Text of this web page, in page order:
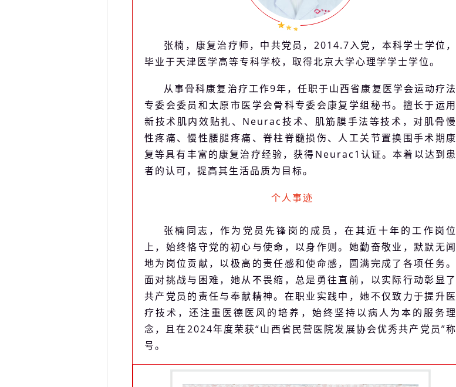
张楠，康复治疗师，中共党员，2014.7入党，本科学士学位，
毕业于天津医学高等专科学校，取得北京大学心理学学士学位。
从事骨科康复治疗工作9年，任职于山西省康复医学会运动疗法
专委会委员和太原市医学会骨科专委会康复学组秘书。擅长于运用
新技术肌内效贴扎、Neurac技术、肌筋膜手法等技术，对肌骨慢
性疼痛、慢性腰腿疼痛、脊柱脊髓损伤、人工关节置换围手术期康
复等具有丰富的康复治疗经验，获得Neurac1认证。本着以达到患
者的认可，提高其生活品质为目标。
个人事迹
张楠同志，作为党员先锋岗的成员，在其近十年的工作岗位
上，始终恪守党的初心与使命，以身作则。她勤奋敬业，默默无闻
地为岗位贡献，以极高的责任感和使命感，圆满完成了各项任务。
面对挑战与困难，她从不畏缩，总是勇往直前，以实际行动彰显了
共产党员的责任与奉献精神。在职业实践中，她不仅致力于提升医
疗技术，还注重医德医风的培养，始终坚持以病人为本的服务理
念，且在2024年度荣获“山西省民营医院发展协会优秀共产党员”称
号。